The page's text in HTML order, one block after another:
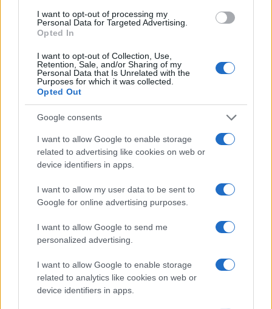
I want to opt-out of processing my
Personal Data for Targeted Advertising.
Opted In
I want to opt-out of Collection, Use,
Retention, Sale, and/or Sharing of my
Personal Data that Is Unrelated with the
Purposes for which it was collected.
Opted Out
Google consents
I want to allow Google to enable storage
related to advertising like cookies on web or
device identifiers in apps.
I want to allow my user data to be sent to
Google for online advertising purposes.
I want to allow Google to send me
personalized advertising.
I want to allow Google to enable storage
related to analytics like cookies on web or
device identifiers in apps.
Continua a leggere
Federal Reserve
Edoardo Vitali · 30 Lug 2026
MONEY NEWS